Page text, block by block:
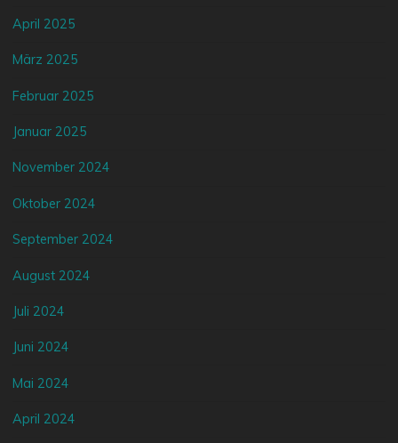
April 2025
März 2025
Februar 2025
Januar 2025
November 2024
Oktober 2024
September 2024
August 2024
Juli 2024
Juni 2024
Mai 2024
April 2024